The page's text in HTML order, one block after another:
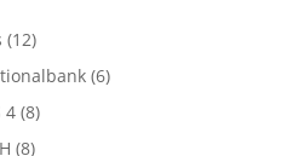
(12)
(6)
4(8)
(8)